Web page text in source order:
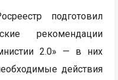
подготовил
рекомендации
2.0» — в них
действия